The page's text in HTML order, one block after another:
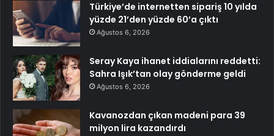
Türkiye’de internetten sipariş 10 yılda
yüzde 21’den yüzde 60’a çıktı
Ağustos 6, 2026
Seray Kaya ihanet iddialarını reddetti:
Sahra Işık’tan olay gönderme geldi
Ağustos 6, 2026
Kavanozdan çıkan madeni para 39
milyon lira kazandırdı